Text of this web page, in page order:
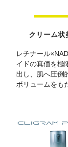
クリーム状
レチナール
イドの真価を極
出し、肌へ圧倒
ボリュームをも